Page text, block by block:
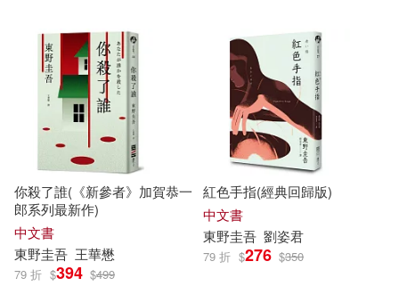
你殺了誰(《新參者》加賀恭一
郎系列最新作)
中文書
東野圭吾 王華懋
79 折 $394 $499
紅色手指(經典回歸版)
中文書
東野圭吾 劉姿君
79 折 $276 $350